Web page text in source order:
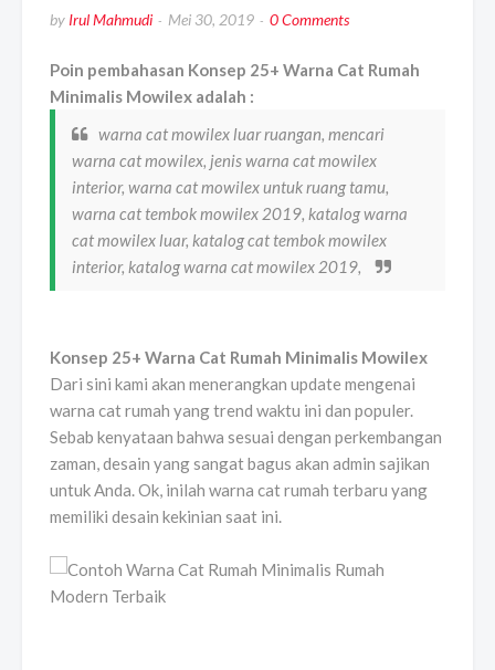
by Irul Mahmudi Mei 30, 2019 0 Comments
Poin pembahasan Konsep 25+ Warna Cat Rumah
Minimalis Mowilex adalah :
warna cat mowilex luar ruangan, mencari
warna cat mowilex, jenis warna cat mowilex
interior, warna cat mowilex untuk ruang tamu,
warna cat tembok mowilex 2019, katalog warna
cat mowilex luar, katalog cat tembok mowilex
interior, katalog warna cat mowilex 2019,
Konsep 25+ Warna Cat Rumah Minimalis Mowilex
Dari sini kami akan menerangkan update mengenai
warna cat rumah yang trend waktu ini dan populer.
Sebab kenyataan bahwa sesuai dengan perkembangan
zaman, desain yang sangat bagus akan admin sajikan
untuk Anda. Ok, inilah warna cat rumah terbaru yang
memiliki desain kekinian saat ini.